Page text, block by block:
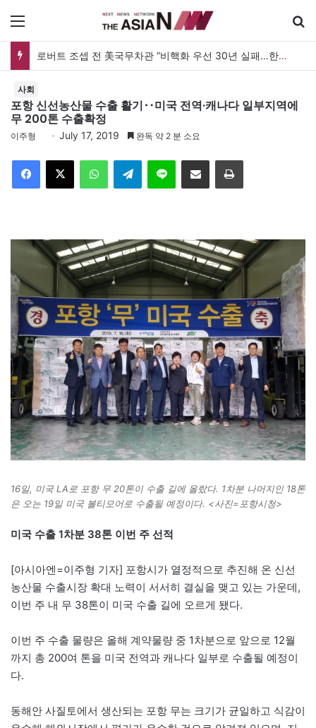
로버트 조셉 전 美국무차관 “비핵화 우선 30년 실패…한미동맹 최종목표 ‘자유통일한국’으로”
사회
포항 신선농산물 수출 활기‥미국 전역·캐나다 일부지역에
무 200톤 수출확정
이주형 July 17, 2019 완독 약 2 분 소요
Telegram 이메일
16일, 미국 LA로 포항 무 20톤이 수출 길에 올랐다. 1차분 나머지인 18톤
은 오는 19일 미국 볼티모어로 수출될 예정이다. <사진=포항시청>
미국 수출 1차분 38톤 이번 주 선적
[아시아엔=이주형 기자] 포항시가 열정적으로 추진해 온 신선
농산물 수출시장 확대 노력이 서서히 결실을 맺고 있는 가운데,
이번 주 내 무 38톤이 미국 수출 길에 오르게 됐다.
이번 주 수출 물량은 올해 계약물량 중 1차분으로 앞으로 12월
까지 총 200여 톤을 미국 전역과 캐나다 일부로 수출될 예정이
다.
동해안 사질토에서 생산되는 포항 무는 크기가 균일하고 식감이